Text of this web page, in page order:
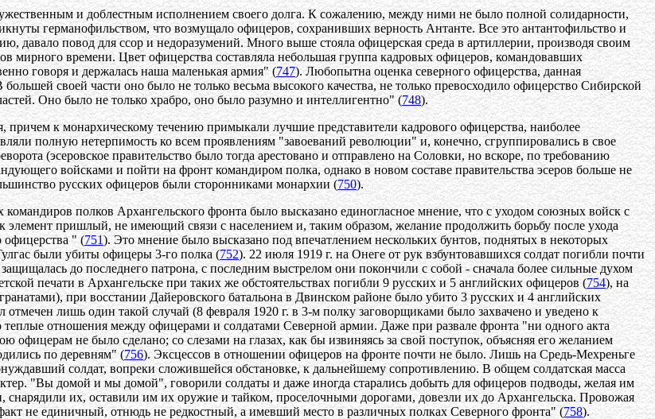
и доблестным исполнением своего долга. К сожалению, между ними не было полной солидарности,
германофильством, что возмущало офицеров, сохранивших верность Антанте. Все это антантофильство и
давало повод для ссор и недоразумений. Много выше стояла офицерская среда в артиллерии, производя своим
мирного времени. Цвет офицерства составляла небольшая группа кадровых офицеров, командовавших
говоря и держалась наша маленькая армия" (747). Любопытна оценка северного офицерства, данная
своей части оно было не только весьма высокого качества, не только превосходило офицерство Сибирской
Оно было не только храбро, оно было разумно и интеллигентно" (748).
причем к монархическому течению примыкали лучшие представители кадрового офицерства, наиболее
полную нетерпимость ко всем проявлениям "завоеваний революции" и, конечно, сгруппировались в свое
(эсеровское правительство было тогда арестовано и отправлено на Соловки, но вскоре, по требованию
войсками и пойти на фронт командиром полка, однако в новом составе правительства эсеров больше не
русских офицеров были сторонниками монархии (750).
полков Архангельского фронта было высказано единогласное мнение, что с уходом союзных войск с
пришлый, не имеющий связи с населением и, таким образом, желание продолжить борьбу после ухода
офицерства " (751). Это мнение было высказано под впечатлением нескольких бунтов, поднятых в некоторых
были убиты офицеры 3-го полка (752). 22 июля 1919 г. на Онеге от рук взбунтовавшихся солдат погибли почти
до последнего патрона, с последним выстрелом они покончили с собой - сначала более сильные духом
печати в Архангельске при таких же обстоятельствах погибли 9 русских и 5 английских офицеров (754), на
при восстании Дайеровского батальона в Двинском районе было убито 3 русских и 4 английских
лишь один такой случай (8 февраля 1920 г. в 3-м полку заговорщиками было захвачено и уведено к
отношения между офицерами и солдатами Северной армии. Даже при развале фронта "ни одного акта
не было сделано; со слезами на глазах, как бы извиняясь за свой поступок, объясняя его желанием
по деревням" (756). Эксцессов в отношении офицеров на фронте почти не было. Лишь на Средь-Мехреньге
солдат, вопреки сложившейся обстановке, к дальнейшему сопротивлению. В общем солдатская масса
"Вы домой и мы домой", говорили солдаты и даже иногда старались добыть для офицеров подводы, желая им
их, оставили им их оружие и тайком, проселочными дорогами, довезли их до Архангельска. Провожая
не единичный, отнюдь не редкостный, а имевший место в различных полках Северного фронта" (758).